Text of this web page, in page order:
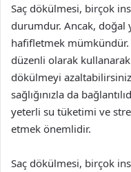
Saç dökülmesi, birçok
durumdur. Ancak, doğal
hafifletmek mümkündür.
düzenli olarak kullanarak
dökülmeyi
sağlığınızla da
yeterli su tüketimi ve
etmek önemlidir.
Saç dökülmesi, birçok